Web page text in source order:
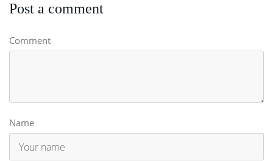
Post a comment
Comment
Name